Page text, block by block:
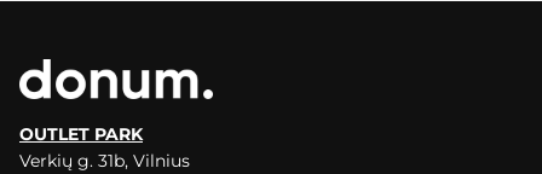
OUTLET PARK
Verkių g. 31b, Vilnius